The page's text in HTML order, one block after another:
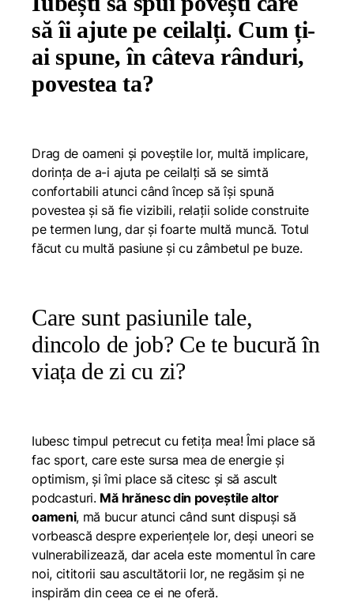
să îi ajute pe ceilalți. Cum ți-
ai spune, în câteva rânduri,
povestea ta?
Drag de oameni și poveștile lor, multă implicare,
dorința de a-i ajuta pe ceilalți să se simtă
confortabili atunci când încep să își spună
povestea și să fie vizibili, relații solide construite
pe termen lung, dar și foarte multă muncă. Totul
făcut cu multă pasiune și cu zâmbetul pe buze.
Care sunt pasiunile tale,
dincolo de job? Ce te bucură în
viața de zi cu zi?
Iubesc timpul petrecut cu fetița mea! Îmi place să
fac sport, care este sursa mea de energie și
optimism, și îmi place să citesc și să ascult
podcasturi. Mă hrănesc din poveștile altor
oameni, mă bucur atunci când sunt dispuși să
vorbească despre experiențele lor, deși uneori se
vulnerabilizează, dar acela este momentul în care
noi, cititorii sau ascultătorii lor, ne regăsim și ne
inspirăm din ceea ce ei ne oferă.